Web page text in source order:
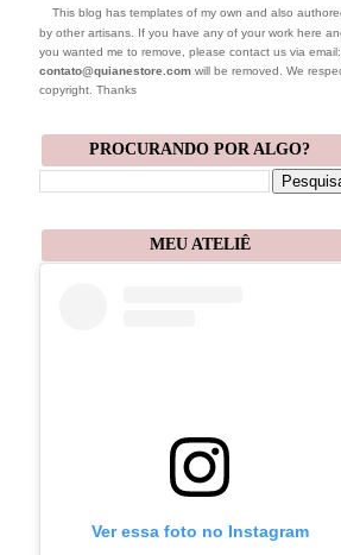
This blog has templates of my own and also
by other artisans. If you have any of your work here
you wanted me to remove, please contact us via email:
contato@quianestore.com will be removed. We
copyright. Thanks
PROCURANDO POR ALGO?
MEU ATELIÊ
Ver essa foto no Instagram